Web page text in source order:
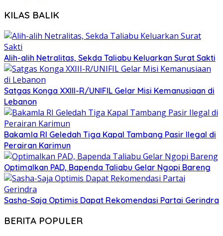
KILAS BALIK
Alih-alih Netralitas, Sekda Taliabu Keluarkan Surat Sakti
Satgas Konga XXIII-R/UNIFIL Gelar Misi Kemanusiaan di
Lebanon
Bakamla RI Geledah Tiga Kapal Tambang Pasir Ilegal di
Perairan Karimun
Optimalkan PAD, Bapenda Taliabu Gelar Ngopi Bareng
Sasha-Saja Optimis Dapat Rekomendasi Partai Gerindra
BERITA POPULER